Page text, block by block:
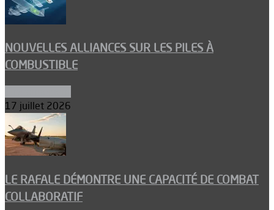
NOUVELLES ALLIANCES SUR LES PILES À
COMBUSTIBLE
17 juillet 2026
LE RAFALE DÉMONTRE UNE CAPACITÉ DE COMBAT
COLLABORATIF